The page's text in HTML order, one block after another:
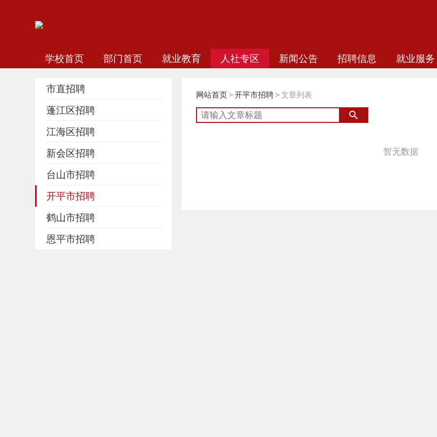
学校首页 部门首页 就业教育 人社专区 新闻公告 招聘信息 就业服务
市直招聘
蓬江区招聘
江海区招聘
新会区招聘
台山市招聘
开平市招聘
鹤山市招聘
恩平市招聘
网站首页 >开平市招聘 >文章列表
暂无数据